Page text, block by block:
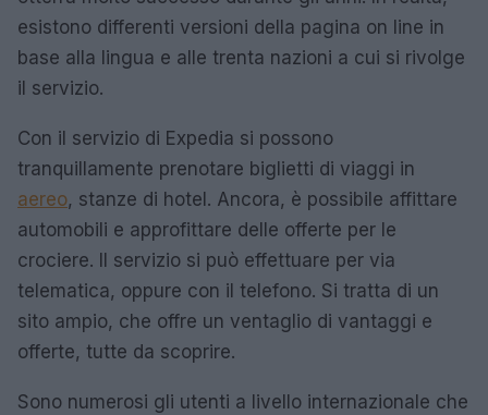
esistono differenti versioni della pagina on line in
base alla lingua e alle trenta nazioni a cui si rivolge
il servizio.
Con il servizio di Expedia si possono
tranquillamente prenotare biglietti di viaggi in
aereo, stanze di hotel. Ancora, è possibile affittare
automobili e approfittare delle offerte per le
crociere. Il servizio si può effettuare per via
telematica, oppure con il telefono. Si tratta di un
sito ampio, che offre un ventaglio di vantaggi e
offerte, tutte da scoprire.
Sono numerosi gli utenti a livello internazionale che